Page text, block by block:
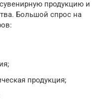
продукцию и
Большой спрос на
продукция;